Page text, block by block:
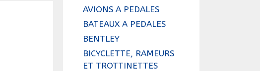
AVIONS A PEDALES
BATEAUX A PEDALES
BENTLEY
BICYCLETTE, RAMEURS
ET TROTTINETTES